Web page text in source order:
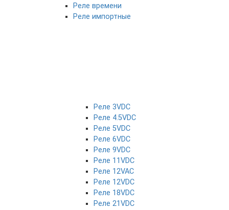
Реле времени
Реле импортные
Реле 3VDC
Реле 4.5VDC
Реле 5VDC
Реле 6VDC
Реле 9VDC
Реле 11VDC
Реле 12VAC
Реле 12VDC
Реле 18VDC
Реле 21VDC